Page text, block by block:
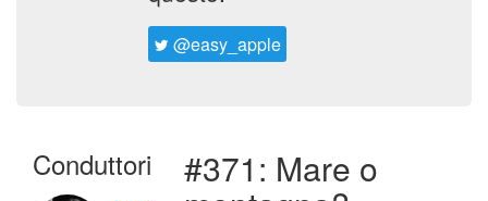
@easy_apple
Conduttori #371: Mare o